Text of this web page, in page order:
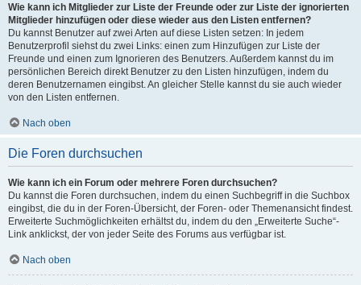
Wie kann ich Mitglieder zur Liste der Freunde oder zur Liste der ignorierten
Mitglieder hinzufügen oder diese wieder aus den Listen entfernen?
Du kannst Benutzer auf zwei Arten auf diese Listen setzen: In jedem
Benutzerprofil siehst du zwei Links: einen zum Hinzufügen zur Liste der
Freunde und einen zum Ignorieren des Benutzers. Außerdem kannst du im
persönlichen Bereich direkt Benutzer zu den Listen hinzufügen, indem du
deren Benutzernamen eingibst. An gleicher Stelle kannst du sie auch wieder
von den Listen entfernen.
Nach oben
Die Foren durchsuchen
Wie kann ich ein Forum oder mehrere Foren durchsuchen?
Du kannst die Foren durchsuchen, indem du einen Suchbegriff in die Suchbox
eingibst, die du in der Foren-Übersicht, der Foren- oder Themenansicht findest.
Erweiterte Suchmöglichkeiten erhältst du, indem du den „Erweiterte Suche“-
Link anklickst, der von jeder Seite des Forums aus verfügbar ist.
Nach oben